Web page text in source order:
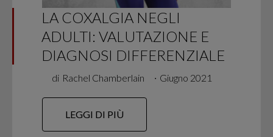
LA COXALGIA NEGLI
ADULTI: VALUTAZIONE E
DIAGNOSI DIFFERENZIALE
di Rachel Chamberlain ∙ Giugno 2021
LEGGI DI PIÙ